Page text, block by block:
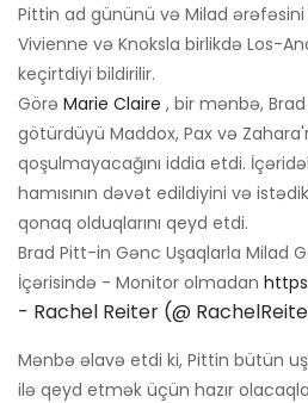
Pittin ad gününü və Milad ərəfəsini
Vivienne və Knoksla birlikdə Los-
keçirtdiyi bildirilir.
Görə Marie Claire , bir mənbə,
götürdüyü Maddox, Pax və
qoşulmayacağını iddia etdi.
hamısının dəvət edildiyini və
qonaq olduqlarını qeyd etdi.
Brad Pitt-in Gənc Uşaqlarla Milad
İçərisində - Monitor olmadan
- Rachel Reiter (@
Mənbə əlavə etdi ki, Pittin bütün
ilə qeyd etmək üçün hazır